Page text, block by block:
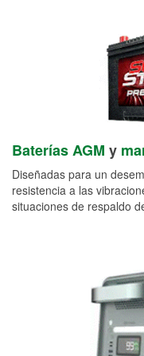
Baterías AGM y
Diseñadas para un
resistencia a las
situaciones de respaldo